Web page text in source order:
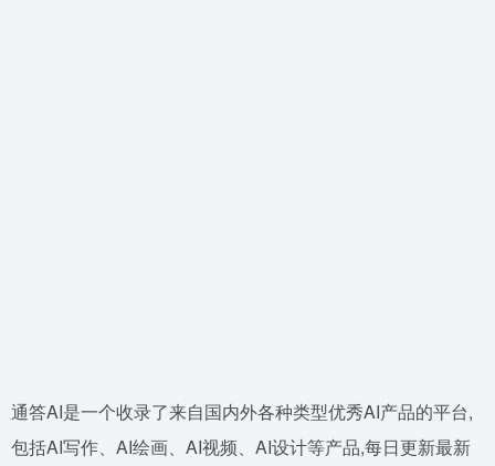
通答AI是一个收录了来自国内外各种类型优秀AI产品的平台,
包括AI写作、AI绘画、AI视频、AI设计等产品,每日更新最新